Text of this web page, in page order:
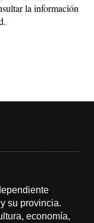
la información
.
su provincia.
economía,